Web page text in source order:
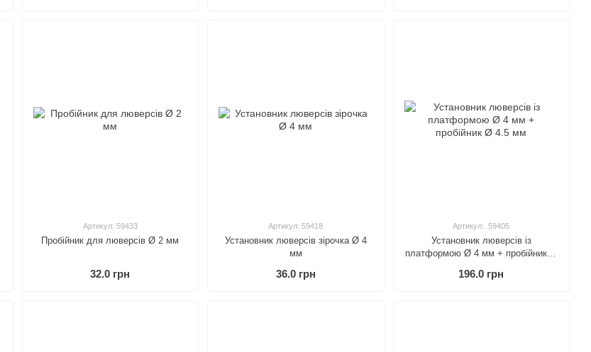
Артикул: 59433
Пробійник для люверсів Ø 2 мм
32.0 грн
Артикул: 59418
Установник люверсів зірочка Ø 4
мм
36.0 грн
Артикул: .59405
Установник люверсів із
платформою Ø 4 мм + пробійник Ø
196.0 грн